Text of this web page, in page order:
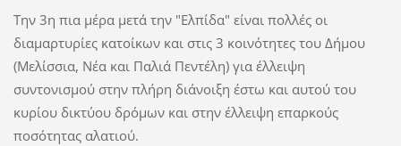
Την 3η πια μέρα μετά την "Ελπίδα" είναι πολλές οι
διαμαρτυρίες κατοίκων και στις 3 κοινότητες του Δήμου
(Μελίσσια, Νέα και Παλιά Πεντέλη) για έλλειψη
συντονισμού στην πλήρη διάνοιξη έστω και αυτού του
κυρίου δικτύου δρόμων και στην έλλειψη επαρκούς
ποσότητας αλατιού.